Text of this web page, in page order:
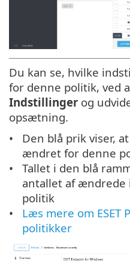
Du kan se, hvilke
for denne politik, ved
Indstillinger og
opsætning.
Den blå prik viser,
ændret for denne
Tallet i den blå
antallet af ændrede
politik
Læs mere om ESET
politikker